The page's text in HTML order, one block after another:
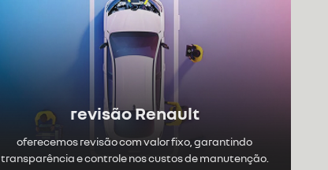
revisão Renault
oferecemos revisão com valor fixo, garantindo
transparência e controle nos custos de manutenção.